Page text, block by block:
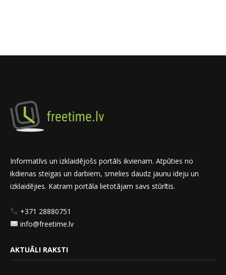
Informatīvs un izklaidējošs portāls ikvienam. Atpūties no
ikdienas steigas un darbiem, smelies daudz jaunu ideju un
izklaidējies. Katram portāla lietotājam savs stūrītis.
+371 28880751
info@freetime.lv
AKTUĀLI RAKSTI